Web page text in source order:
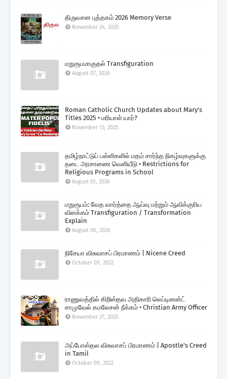
திருவசன புத்தகம் 2026 Memory Verse
November 24, 2025
மறுரூபமாகுதல் Transfiguration
August 07, 2026
Roman Catholic Church Updates about Mary's
Titles 2025 • மரியாள் யார்?
November 13, 2025
தமிழ்நாட்டுப் பள்ளிகளில் மதம் சார்ந்த நிகழ்வுகளுக்கு
தடை அரசாணை வெளியீடு • Restrictions for
Religious Programs in School
August 01, 2026
மறுரூபம்: வேத வார்த்தை ஆய்வு மற்றும் ஆவிக்குரிய
விளக்கம் Transfiguration / Transformation
Explain
August 06, 2026
நிசேயா விசுவாசப் பிரமாணம் | Nicene Creed
October 09, 2022
ராணுவத்தில் கிறிஸ்தவ அதிகாரி லெப்டினன்ட்
சாமுவேல் கமலேசன் நீக்கம் • Christian Army Officer
November 27, 2025
அப்போஸ்தல விசுவாசப் பிரமாணம் | Apostle's Creed
in Tamil
October 09, 2022